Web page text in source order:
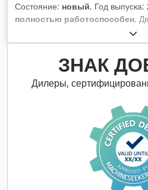
Состояние: новый, Год выпуска:
полностью работоспособен,
станок BGD 5+5 двигателей
70 мм Максимальная рабочая
4-60 мм Возможна настройка под
Dkodezfvvcopfx Ahlor
ЗНАК
Дилеры,